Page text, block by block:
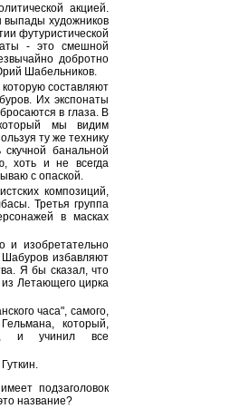
акцией.
выпады художников
футуристической
- это смешной
добротно
Шабельников.
составляют
Их экспонаты
в глаза. В
мы видим
ту же технику
банальной
хоть и не всегда
с опаской.
композиций,
Третья группа
в масках
и изобретательно
избавляют
Я бы сказал, что
из Летающего цирка
часа", самого,
который,
и учинил все
подзаголовок
название?